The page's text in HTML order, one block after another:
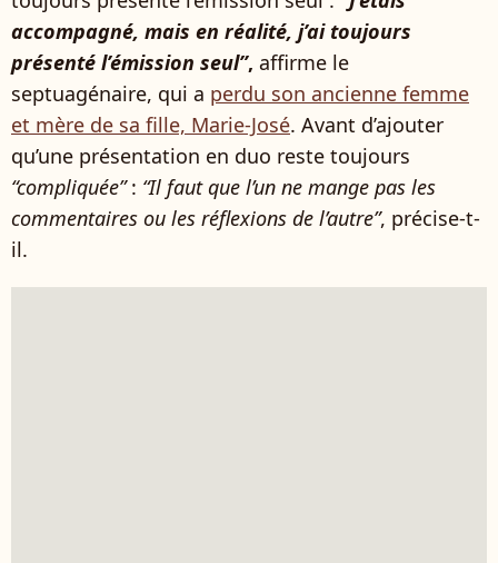
accompagné, mais en réalité, j’ai toujours
présenté l’émission seul”, affirme le
septuagénaire, qui a perdu son ancienne femme
et mère de sa fille, Marie-José. Avant d’ajouter
qu’une présentation en duo reste toujours
“compliquée”: “Il faut que l’un ne mange pas les
commentaires ou les réflexions de l’autre”, précise-t-
il.